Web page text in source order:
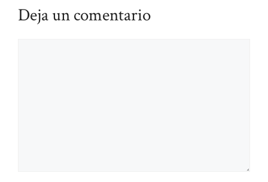
Deja un comentario